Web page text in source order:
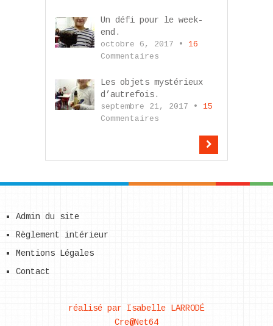
Un défi pour le week-
end.
octobre 6, 2017 • 16
Commentaires
Les objets mystérieux
d’autrefois.
septembre 21, 2017 • 15
Commentaires
Admin du site
Règlement intérieur
Mentions Légales
Contact
réalisé par Isabelle LARRODÉ
Cre@Net64